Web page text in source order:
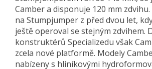
Camber a disponuje 120 mm
na Stumpjumper z před dvou let,
ještě operoval se stejným zdvihem.
konstruktérů Specializedu však
zcela nové platformě. Modely
nabízeny s hliníkovými